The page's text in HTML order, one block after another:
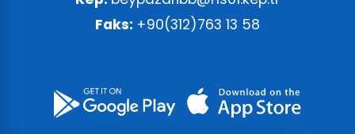
Faks: +90(312)763 13 58